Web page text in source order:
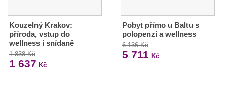
Kouzelný Krakov:
příroda, vstup do
wellness i snídaně
1 838 Kč
1 637 Kč
Pobyt přímo u Baltu s
polopenzí a wellness
6 136 Kč
5 711 Kč